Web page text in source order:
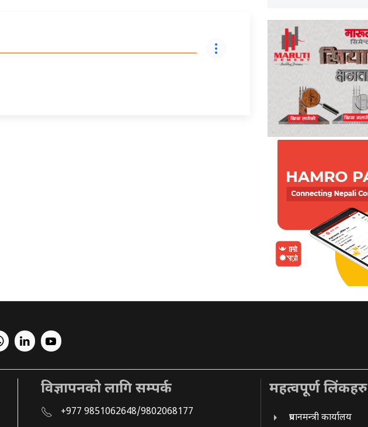
विज्ञापनको लागि सम्पर्क
+977 9851062648/9802068177
महत्वपूर्ण लिंकहरु
प्रधानमन्त्री कार्यालय